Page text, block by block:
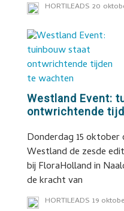
HORTILEADS 20
Westland Event:
ontwrichtende
Donderdag 15 oktober
Westland de zesde
bij FloraHolland in
de kracht van
HORTILEADS 19